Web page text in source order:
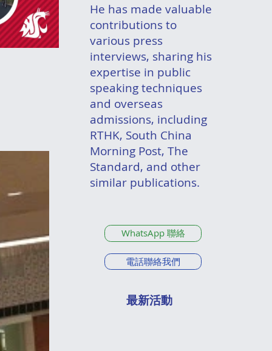
He has made valuable
contributions to
various press
interviews, sharing his
expertise in public
speaking techniques
and overseas
admissions, including
RTHK, South China
Morning Post, The
Standard, and other
similar publications.
WhatsApp 聯絡
電話聯絡我們
最新活動